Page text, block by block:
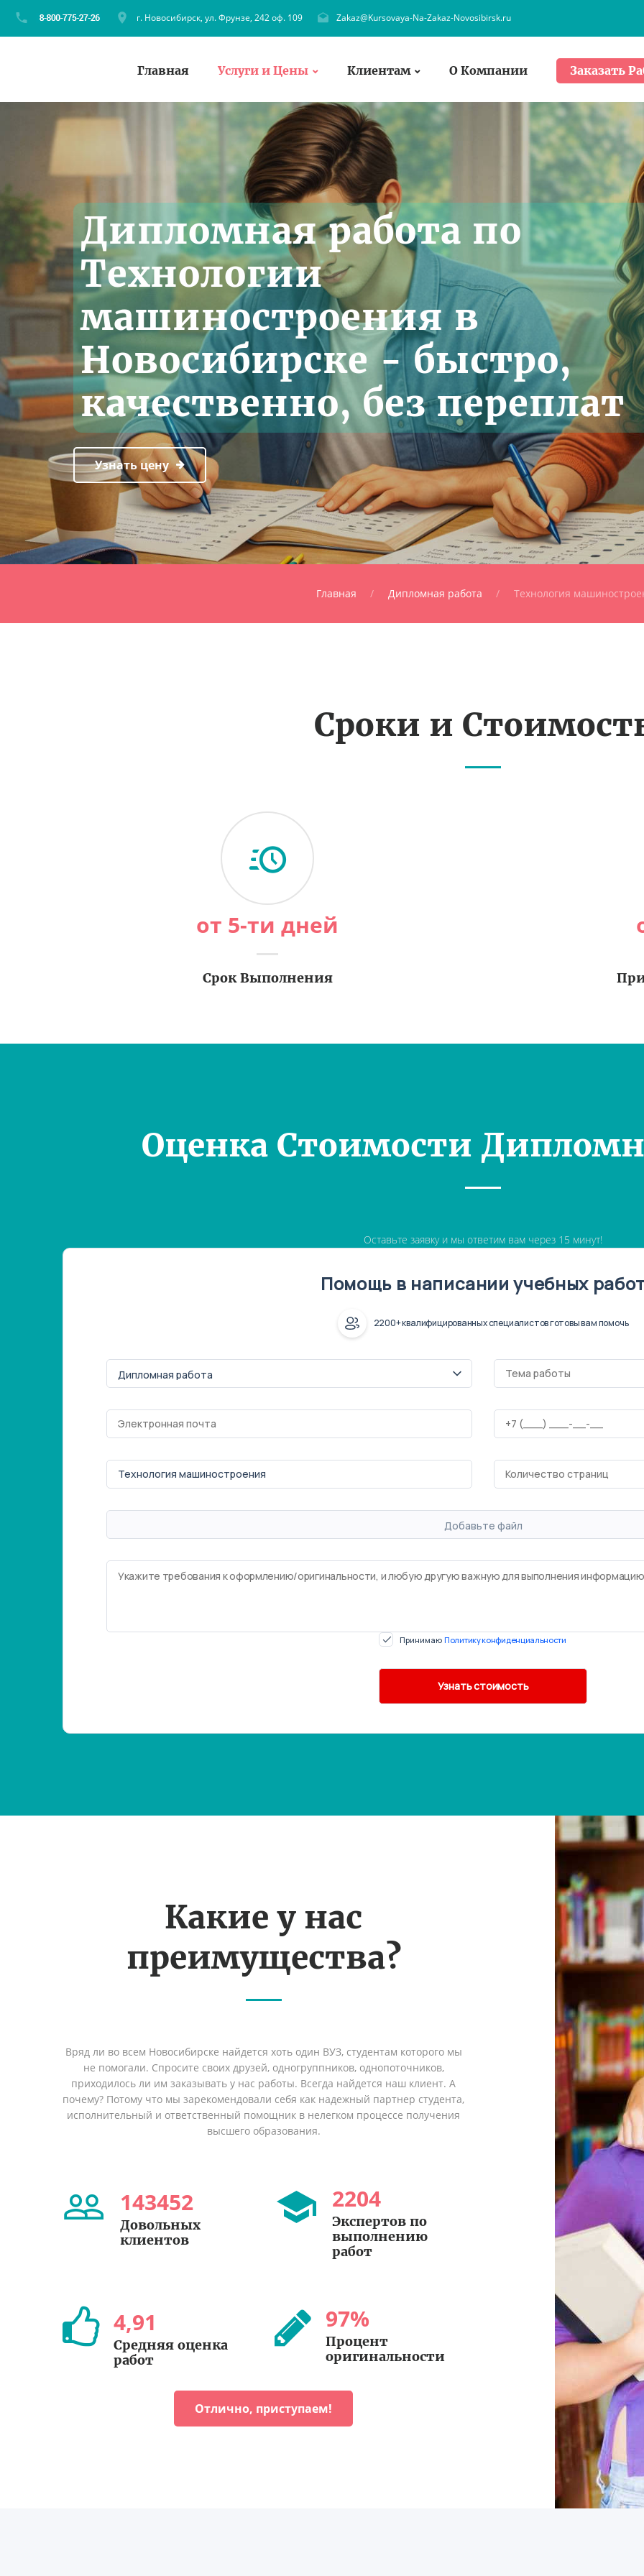
г. Новосибирск, ул. Фрунзе, 242 оф. 109 Zakaz@Kursovaya-Na-Zakaz-Novosibirsk.ru
Главная Услуги и Цены Клиентам О Компании Заказать
Дипломная работа по
Технологии
машиностроения в
Новосибирске - быстро,
качественно, без переплат
Узнать цену
Главная Дипломная работа Технология
Сроки и
от 5-ти дней
Срок Выполнения
Оценка Стоимости
Оставьте заявку и мы ответим вам через 15 минут!
Помощь в написании учебных
2200+ квалифицированных специалистов готовы вам помочь
Добавьте файл
Принимаю Политику конфиденциальности
Какие у нас
преимущества?
Вряд ли во всем Новосибирске найдется хоть один ВУЗ, студентам которого мы
не помогали. Спросите своих друзей, одногруппников, однопоточников,
приходилось ли им заказывать у нас работы. Всегда найдется наш клиент. А
почему? Потому что мы зарекомендовали себя как надежный партнер студента,
исполнительный и ответственный помощник в нелегком процессе получения
высшего образования.
143452
Довольных
клиентов
2204
Экспертов по
выполнению
работ
4,91
Средняя оценка
работ
97%
Процент
оригинальности
Отлично, приступаем!